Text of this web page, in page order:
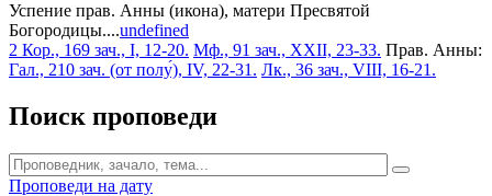
Успение прав. Анны (икона), матери Пресвятой
Богородицы....undefined
2 Кор., 169 зач., I, 12-20. Мф., 91 зач., XXII, 23-33. Прав. Анны:
Гал., 210 зач. (от полу́), IV, 22-31. Лк., 36 зач., VIII, 16-21.
Поиск проповеди
Проповеди на дату